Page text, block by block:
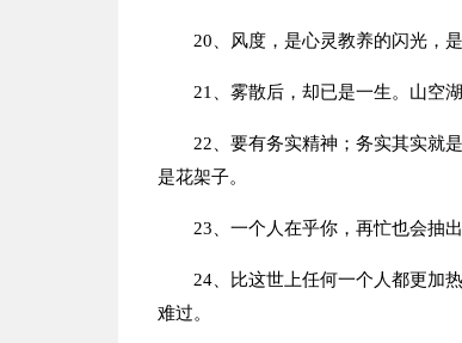
20、风度，是心灵教养的闪光，
21、雾散后，却已是一生。山空
22、要有务实精神；务实其实就
是花架子。
23、一个人在乎你，再忙也会抽
24、比这世上任何一个人都更加
难过。